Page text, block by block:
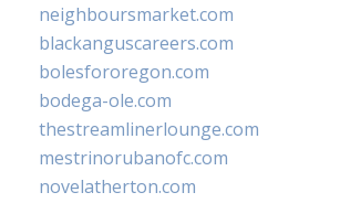
neighboursmarket.com
blackanguscareers.com
bolesfororegon.com
bodega-ole.com
thestreamlinerlounge.com
mestrinorubanofc.com
novelatherton.com